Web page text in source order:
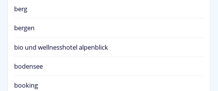
berg
bergen
bio und wellnesshotel alpenblick
bodensee
booking